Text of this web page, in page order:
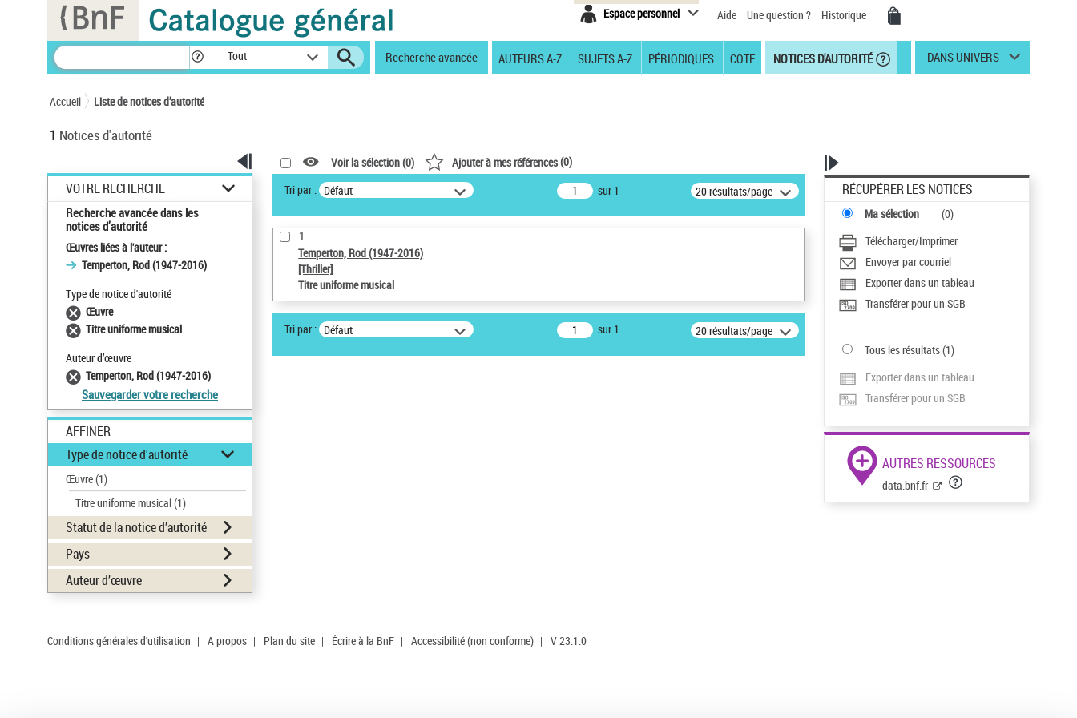
Espace personnel Aide Une question ? Historique
Tout Recherche avancée AUTEURS A-Z SUJETS A-Z PÉRIODIQUES COTE NOTICES D'AUTORITÉ DANS UNIVERS
Accueil Liste de notices d’autorité
1 Notices d'autorité
VOTRE RECHERCHE
Recherche avancée dans les
notices d’autorité
Œuvres liées à l'auteur :
Temperton, Rod (1947-2016)
Type de notice d'autorité
Œuvre
Titre uniforme musical
Auteur d’œuvre
Temperton, Rod (1947-2016)
Sauvegarder votre recherche
AFFINER
Type de notice d'autorité
Œuvre(1)
Titre uniforme musical(1)
Statut de la notice d’autorité
Pays
Auteur d’œuvre
Voir la sélection (0) Ajouter à mes références(0)
Tri par : Défaut sur 1 20 résultats/page
1
Temperton, Rod (1947-2016)
[Thriller]
Titre uniforme musical
Tri par : Défaut sur 1 20 résultats/page
RÉCUPÉRER LES NOTICES
Ma sélection (0)
Télécharger/Imprimer
Envoyer par courriel
Exporter dans un tableau
Transférer pour un SGB
Tous les résultats(1)
Exporter dans un tableau
Transférer pour un SGB
AUTRES RESSOURCES
data.bnf.fr
Conditions générales d'utilisation | A propos | Plan du site | Écrire à la BnF | Accessibilité (non conforme) | V 23.1.0
Panneau de gestion des cookies